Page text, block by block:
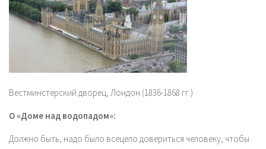
Вестминстерский дворец, Лондон (1836-1868 гг.)
О «Доме над водопадом»:
Должно быть, надо было всецело довериться человеку, чтобы